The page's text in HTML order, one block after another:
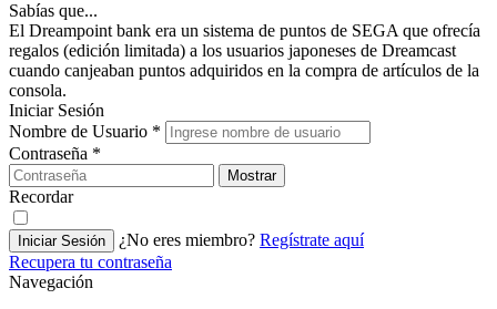
Sabías que...
El Dreampoint bank era un sistema de puntos de SEGA que ofrecía
regalos (edición limitada) a los usuarios japoneses de Dreamcast
cuando canjeaban puntos adquiridos en la compra de artículos de la
consola.
Iniciar Sesión
Nombre de Usuario *
Contraseña *
Mostrar
Recordar
Iniciar Sesión ¿No eres miembro? Regístrate aquí
Recupera tu contraseña
Navegación